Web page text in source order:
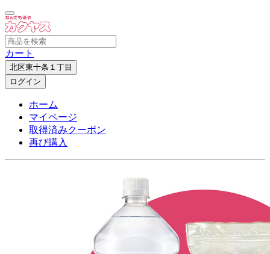
カート
北区東十条１丁目
ログイン
ホーム
マイページ
取得済みクーポン
再び購入